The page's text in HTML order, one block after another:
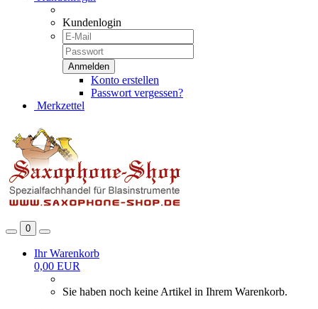
Kundenlogin
Konto erstellen
Passwort vergessen?
Merkzettel
0
Ihr Warenkorb
0,00 EUR
Sie haben noch keine Artikel in Ihrem Warenkorb.